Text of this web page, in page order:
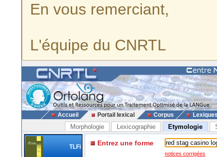
En vous remerciant,
L'équipe du CNRTL
Accueil Portail lexical Corpus
Morphologie Lexicographie Etymologie
TLFi Entrez une forme
notices corrigées